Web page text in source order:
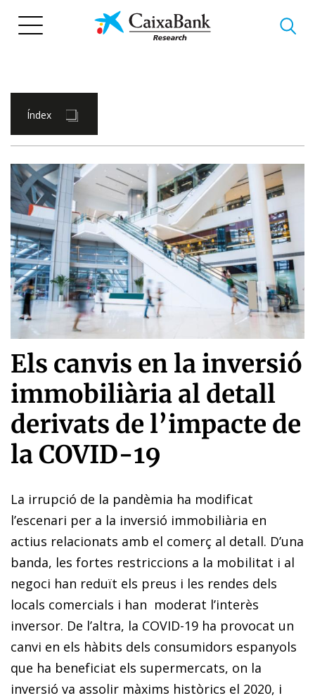
Índex
Els canvis en la inversió
immobiliària al detall
derivats de l’impacte de
la COVID-19
La irrupció de la pandèmia ha modificat
l’escenari per a la inversió immobiliària en
actius relacionats amb el comerç al detall. D’una
banda, les fortes restriccions a la mobilitat i al
negoci han reduït els preus i les rendes dels
locals comercials i han moderat l’interès
inversor. De l’altra, la COVID-19 ha provocat un
canvi en els hàbits dels consumidors espanyols
que ha beneficiat els supermercats, on la
inversió va assolir màxims històrics el 2020, i